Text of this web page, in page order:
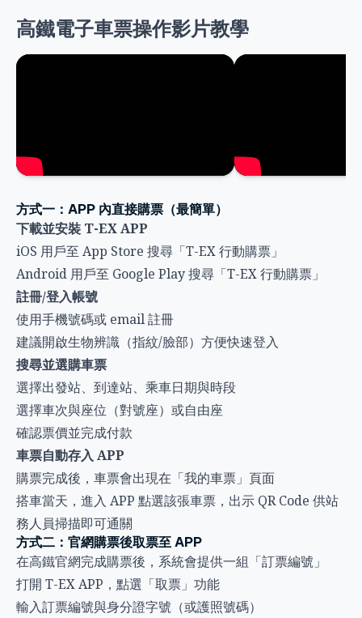
高鐵電子車票操作影片教學
方式一：APP 內直接購票（最簡單）
下載並安裝 T-EX APP
iOS 用戶至 App Store 搜尋「T-EX 行動購票」
Android 用戶至 Google Play 搜尋「T-EX 行動購票」
註冊/登入帳號
使用手機號碼或 email 註冊
建議開啟生物辨識（指紋/臉部）方便快速登入
搜尋並選購車票
選擇出發站、到達站、乘車日期與時段
選擇車次與座位（對號座）或自由座
確認票價並完成付款
車票自動存入 APP
購票完成後，車票會出現在「我的車票」頁面
搭車當天，進入 APP 點選該張車票，出示 QR Code 供站
務人員掃描即可通關
方式二：官網購票後取票至 APP
在高鐵官網完成購票後，系統會提供一組「訂票編號」
打開 T-EX APP，點選「取票」功能
輸入訂票編號與身分證字號（或護照號碼）